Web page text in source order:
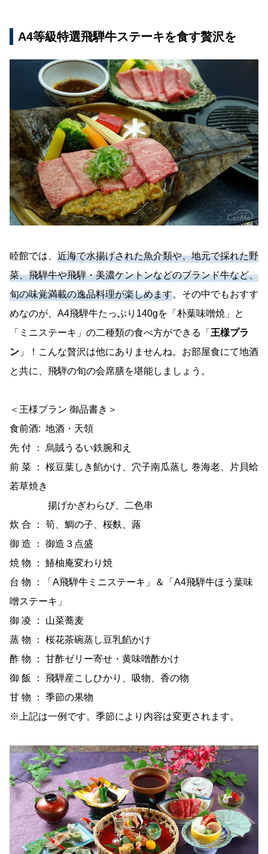
A4等級特選飛騨牛ステーキを食す贅沢を
睦館では、 近海で水揚げされた魚介類や、地元で採れた野
菜、飛騨牛や飛騨・美濃ケントンなどのブランド牛など、
旬の味覚満載の逸品料理が楽しめます。その中でもおすす
めなのが、A4飛騨牛たっぷり140gを「朴葉味噌焼」と
「ミニステーキ」の二種類の食べ方ができる「 王様プラ
ン 」！こんな贅沢は他にありませんね。お部屋食にて地酒
と共に、飛騨の旬の会席膳を堪能しましょう。
＜王様プラン 御品書き＞
食前酒: 地酒・天領
先 付 ： 烏賊うるい鉄腕和え
前 菜 ： 桜豆葉しき餡かけ、穴子南瓜蒸し 巻海老、片貝蛤
若草焼き
揚げかぎわらび、二色串
炊 合 ： 筍、鯛の子、桜麩、蕗
御 造 ： 御造３点盛
焼 物 ： 鰆柚庵変わり焼
台 物 ：「A飛騨牛ミニステーキ」＆「A4飛騨牛ほう葉味
噌ステーキ」
御 凌 ： 山菜蕎麦
蒸 物 ： 桜花茶碗蒸し豆乳餡かけ
酢 物 ： 甘酢ゼリー寄せ・黄味噌酢かけ
御 飯 ： 飛騨産こしひかり、吸物、香の物
甘 物 ： 季節の果物
※上記は一例です。季節により内容は変更されます。